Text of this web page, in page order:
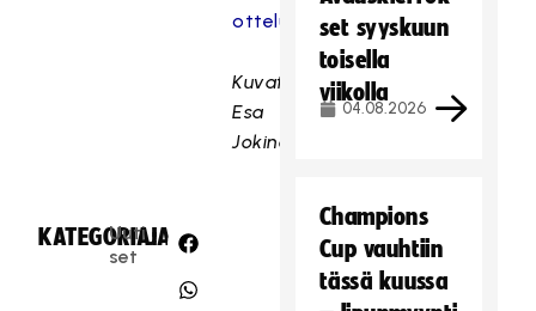
ottelukuviin
Kuvat:
Esa
Jokinen
KATEGORIA:
Uuti
set
JAA:
set syyskuun
toisella
viikolla
04.08.2026
Champions
Cup vauhtiin
tässä kuussa